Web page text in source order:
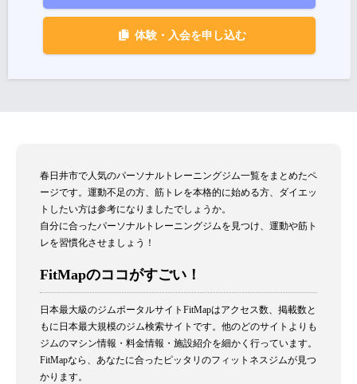
体験・入会を申し込む
春日井市で人気のパーソナルトレーニングジム一覧をまとめたペ
ージです。運動不足の方、筋トレを本格的に始める方、ダイエッ
トしたい方は参考になりましたでしょうか。
自分に合ったパーソナルトレーニングジムを見つけ、運動や筋ト
レを習慣化させましょう！
FitMapのココがすごい！
日本最大級のジムポータルサイトFitMapはアクセス数、掲載数と
もに日本最大規模のジム検索サイトです。他のどのサイトよりも
ジムのマシン情報・料金情報・施設紹介を細かく行っています。
FitMapなら、あなたに合ったピッタリのフィットネスジムが見つ
かります。